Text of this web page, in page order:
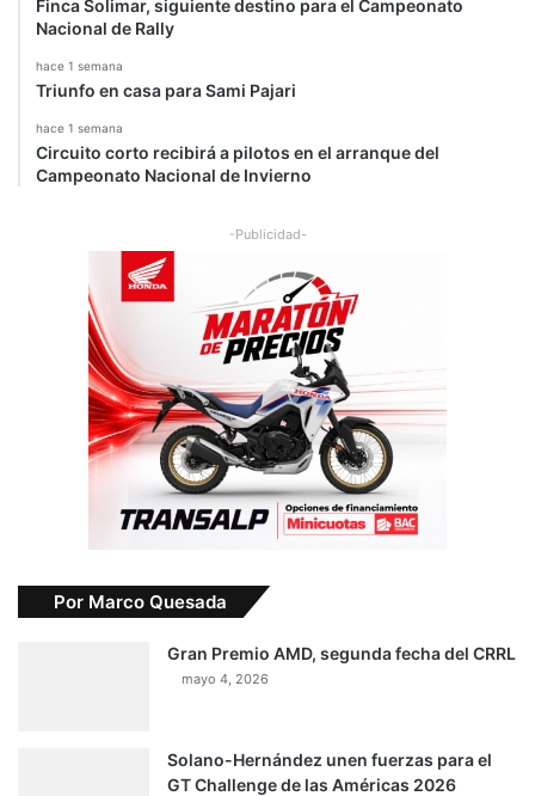
Finca Solimar, siguiente destino para el Campeonato
Nacional de Rally
hace 1 semana
Triunfo en casa para Sami Pajari
hace 1 semana
Circuito corto recibirá a pilotos en el arranque del
Campeonato Nacional de Invierno
-Publicidad-
Por Marco Quesada
Gran Premio AMD, segunda fecha del CRRL
mayo 4, 2026
Solano-Hernández unen fuerzas para el
GT Challenge de las Américas 2026